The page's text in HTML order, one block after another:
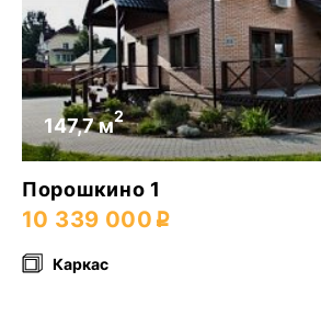
147,7 м2
Порошкино 1
10 339 000
Каркас